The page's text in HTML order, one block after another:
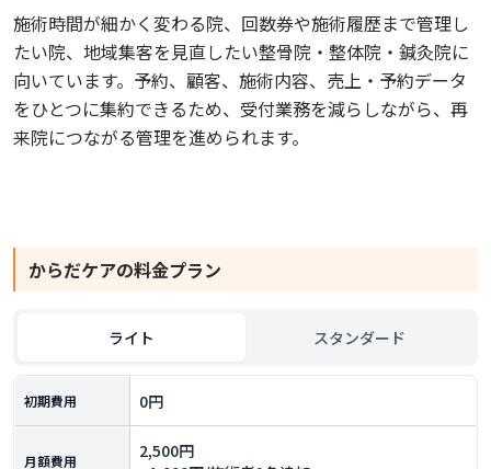
施術時間が細かく変わる院、回数券や施術履歴まで管理し
たい院、地域集客を見直したい整骨院・整体院・鍼灸院に
向いています。予約、顧客、施術内容、売上・予約データ
をひとつに集約できるため、受付業務を減らしながら、再
来院につながる管理を進められます。
からだケアの料金プラン
ライト スタンダード
初期費用 0円
月額費用
2,500円